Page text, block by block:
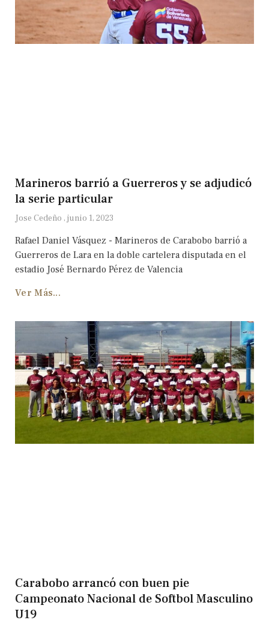
Marineros barrió a Guerreros y se adjudicó
la serie particular
Jose Cedeño junio 1, 2023
Rafael Daniel Vásquez - Marineros de Carabobo barrió a
Guerreros de Lara en la doble cartelera disputada en el
estadio José Bernardo Pérez de Valencia
Ver Más...
Carabobo arrancó con buen pie
Campeonato Nacional de Softbol Masculino
U19